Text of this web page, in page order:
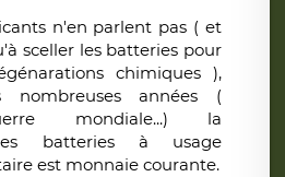
n'en parlent pas ( et
sceller les batteries pour
chimiques ),
années (
mondiale...) la
batteries à usage
est monnaie courante.